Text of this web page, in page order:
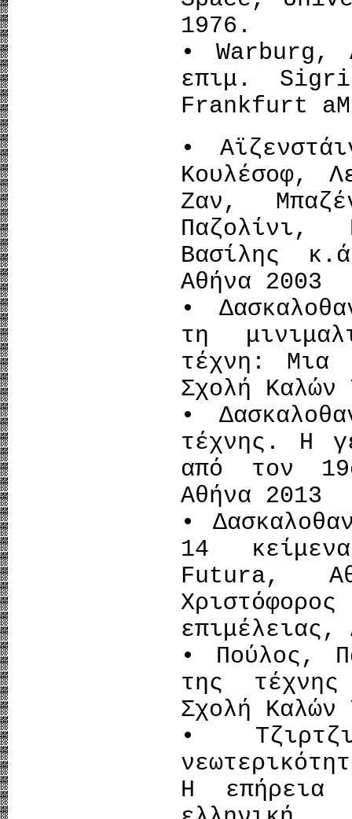
1976.
• Warburg,
επιμ.
Frankfurt
•
Κουλέσοφ,
Ζαν,
Παζολίνι,
Βασίλης
Αθήνα 2003
•
τη
τέχνη: Μια
Σχολή Καλών
•
τέχνης. Η
από τον
Αθήνα 2013
•
14
Futura,
• Πούλος,
της
Σχολή Καλών
•
Η επήρεια